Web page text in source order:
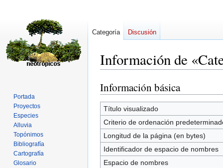
Información de
Ir
a
la
navegación
Ir
a
la
búsqueda
Información básica
Título visualizado
Criterio de ordenación
Longitud de la página (en bytes)
Identificador de espacio de nombres
Espacio de nombres
Categoría Discusión
Portada
Proyectos
Especies
Alluvia
Topónimos
Bibliografía
Cartografía
Glosario